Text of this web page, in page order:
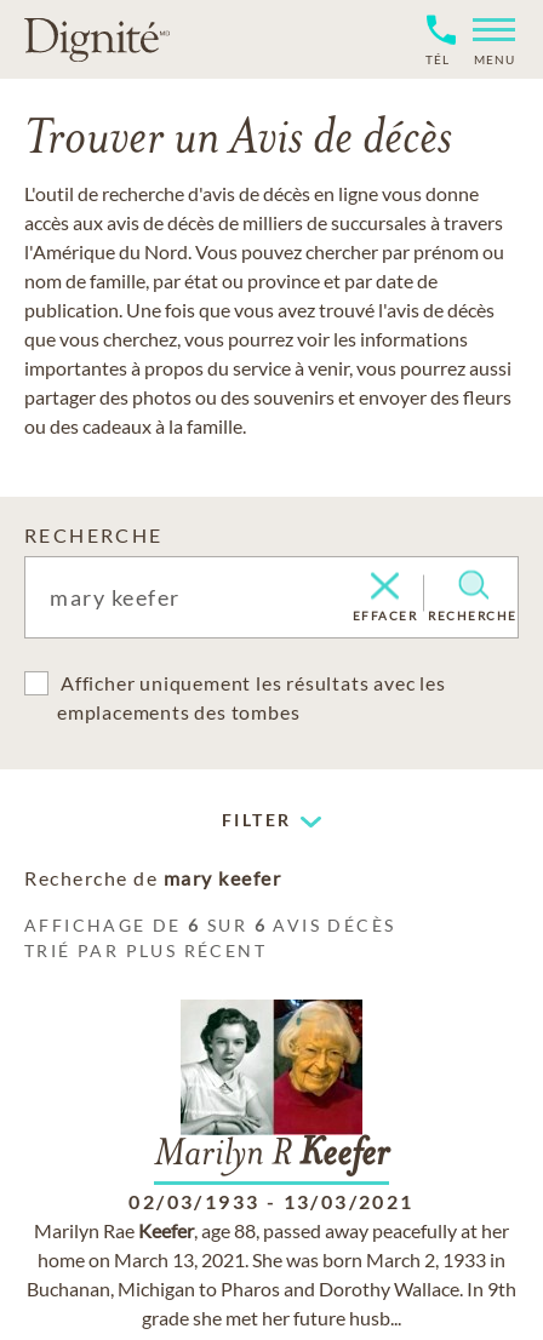
TÉL MENU
Trouver un Avis de décès
L'outil de recherche d'avis de décès en ligne vous donne
accès aux avis de décès de milliers de succursales à travers
l'Amérique du Nord. Vous pouvez chercher par prénom ou
nom de famille, par état ou province et par date de
publication. Une fois que vous avez trouvé l'avis de décès
que vous cherchez, vous pourrez voir les informations
importantes à propos du service à venir, vous pourrez aussi
partager des photos ou des souvenirs et envoyer des fleurs
ou des cadeaux à la famille.
RECHERCHE
EFFACER RECHERCHE
Afficher uniquement les résultats avec les
emplacements des tombes
FILTER
Recherche de mary keefer
AFFICHAGE DE6 SUR 6 AVIS DÉCÈS
TRIÉ PAR PLUS RÉCENT
Marilyn RKeefer
02/03/1933 - 13/03/2021
Marilyn Rae Keefer, age 88, passed away peacefully at her
home on March 13, 2021. She was born March 2, 1933 in
Buchanan, Michigan to Pharos and Dorothy Wallace. In 9th
grade she met her future husb...